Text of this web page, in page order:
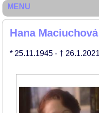
Hana Maciuchová
* 25.11.1945 - † 26.1.2021
MENU